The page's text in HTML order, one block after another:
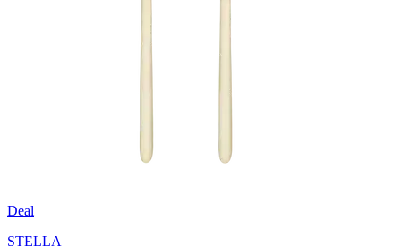
Deal
STELLA